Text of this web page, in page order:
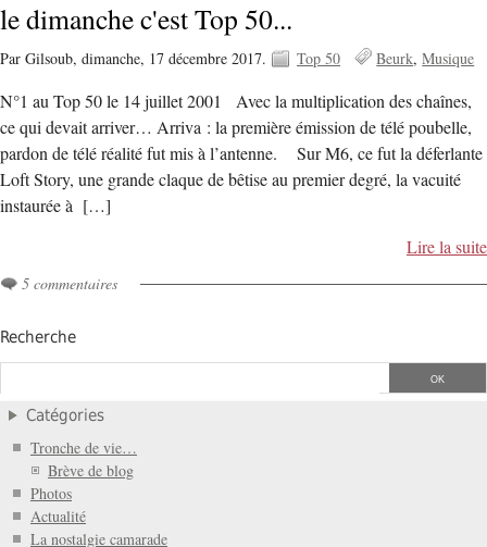
le dimanche c'est Top 50...
Par Gilsoub, dimanche, 17 décembre 2017. Top 50 Beurk Musique
N°1 au Top 50 le 14 juillet 2001 Avec la multiplication des chaînes,
ce qui devait arriver… Arriva : la première émission de télé poubelle,
pardon de télé réalité fut mis à l’antenne. Sur M6, ce fut la déferlante
Loft Story, une grande claque de bêtise au premier degré, la vacuité
instaurée à […]
Lire la suite
5 commentaires
Recherche
Catégories
Tronche de vie…
Brève de blog
Photos
Actualité
La nostalgie camarade